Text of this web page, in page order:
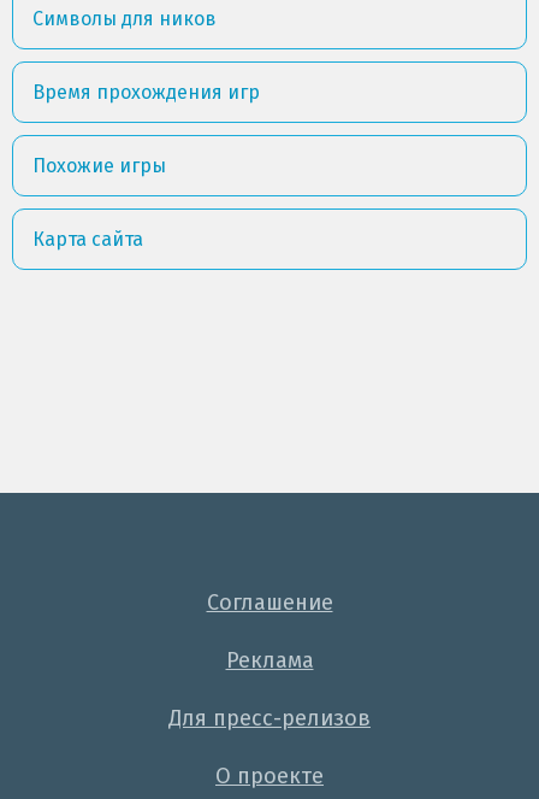
Символы для ников
Время прохождения игр
Похожие игры
Карта сайта
Соглашение
Реклама
Для пресс-релизов
О проекте